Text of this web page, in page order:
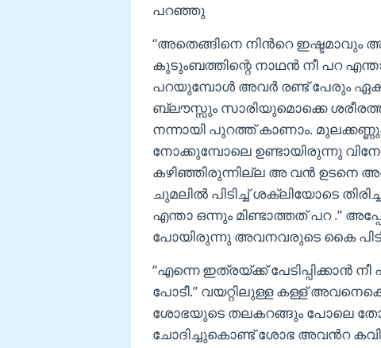
പറഞ്ഞു
“അതെങ്ങിനെ നിൻറെ
കുടുംബത്തിന്റെ നാഥൻ നീ പറ
പറയുമ്പോൾ അവർ രണ്ട് പേരും
ബ്ലൗസ്സും സാരിയുമൊക്കെ
നന്നായി പുറത്ത് കാണാം.
നോക്കുമ്പോലെ ഉണ്ടായിരുന്നു
കഴിഞ്ഞിരുന്നില്ല അ വൻ ഉടനെ
ചുമലിൽ പിടിച്ച് ശക്ലിയോടെ
എന്താ ഒന്നും മിണ്ടാത്തത് പറ .”
പോയിരുന്നു അവനവരുടെ കൈ പിടിച്ച്
“എന്നെ ഇത്രയ്ക്ക് പേടിപ്പിക്കാൻ
പോടീ.” വയറ്റിലുള്ള കള്ള്
ശോഭയുടെ തലകറങ്ങും പോലെ
ചോദിച്ചുകൊണ്ട് ശോഭ അവൻറ